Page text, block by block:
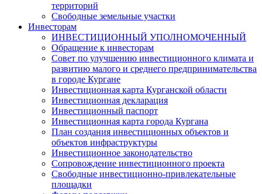
территорий
Свободные земельные участки
Инвесторам
ИНВЕСТИЦИОННЫЙ УПОЛНОМОЧЕННЫЙ
Обращение к инвесторам
Совет по улучшению инвестиционного климата и
развитию малого и среднего предпринимательства
в городе Кургане
Инвестиционная карта Курганской области
Инвестиционная декларация
Инвестиционный паспорт
Инвестиционная карта города Кургана
План создания инвестиционных объектов и
объектов инфраструктуры
Инвестиционное законодательство
Сопровождение инвестиционного проекта
Свободные инвестиционно-привлекательные
площадки